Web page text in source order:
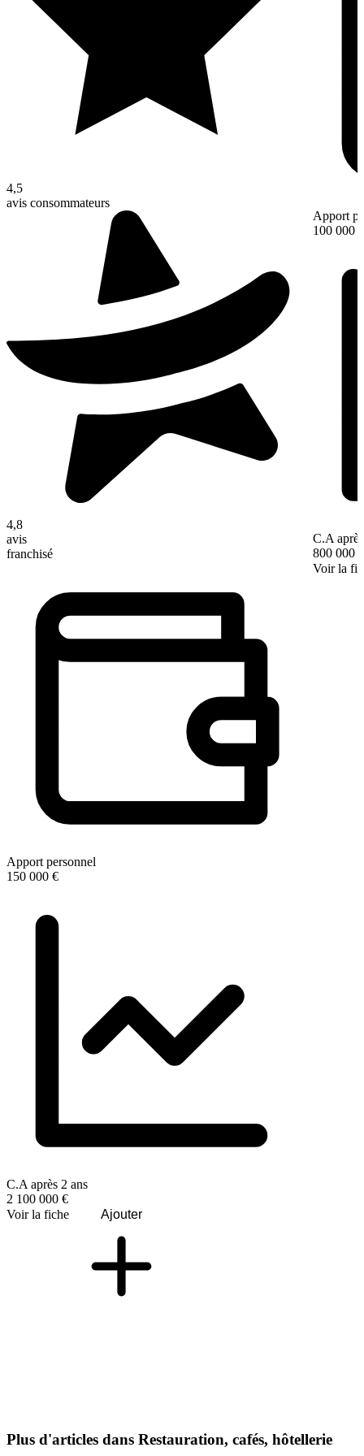
4,5
avis consommateurs
4,8
avis
franchisé
Apport personnel
150 000 €
C.A après 2 ans
2 100 000 €
Voir la fiche
Ajouter
Apport
100 000 €
C.A
800 000 €
Voir la
Plus d'articles dans Restauration, cafés, hôtellerie